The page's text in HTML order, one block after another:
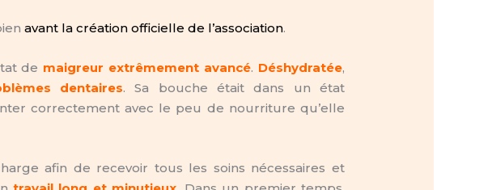
avant la création officielle de l’association.
de maigreur extrêmement avancé. Déshydratée,
dentaires. Sa bouche était dans un état
correctement avec le peu de nourriture qu’elle
afin de recevoir tous les soins nécessaires et